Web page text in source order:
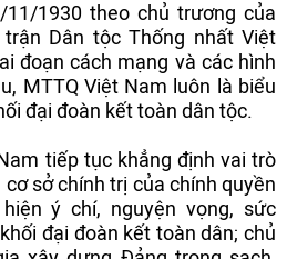
1930 theo chủ trương của
Dân tộc Thống nhất Việt
đoạn cách mạng và các hình
MTTQ Việt Nam luôn là biểu
đại đoàn kết toàn dân tộc.
tiếp tục khẳng định vai trò
cơ sở chính trị của chính quyền
ý chí, nguyện vọng, sức
đại đoàn kết toàn dân; chủ